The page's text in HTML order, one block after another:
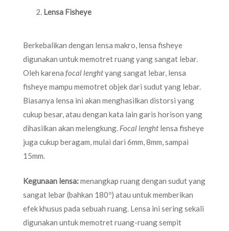
Lensa Fisheye
Berkebalikan dengan lensa makro, lensa fisheye
digunakan untuk memotret ruang yang sangat lebar.
Oleh karena focal lenghtyang sangat lebar, lensa
fisheye mampu memotret objek dari sudut yang lebar.
Biasanya lensa ini akan menghasilkan distorsi yang
cukup besar, atau dengan kata lain garis horison yang
dihasilkan akan melengkung. Focal lenght lensa fisheye
juga cukup beragam, mulai dari 6mm, 8mm, sampai
15mm.
Kegunaan lensa:menangkap ruang dengan sudut yang
sangat lebar (bahkan 180º) atau untuk memberikan
efek khusus pada sebuah ruang. Lensa ini sering sekali
digunakan untuk memotret ruang-ruang sempit